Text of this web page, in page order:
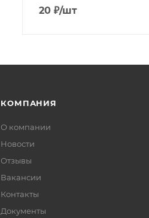
20 ₽/шт
КОМПАНИЯ
О компании
Новости
Отзывы
Вакансии
Контакты
Документы